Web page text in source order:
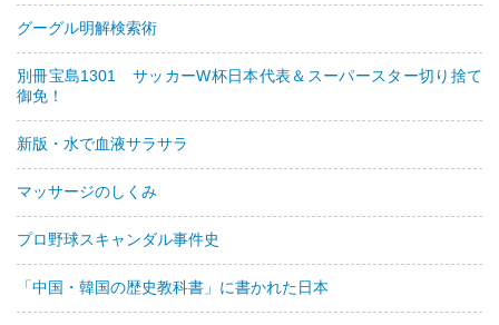
グーグル明解検索術
別冊宝島1301 サッカーW杯日本代表＆スーパースター切り捨て
御免！
新版・水で血液サラサラ
マッサージのしくみ
プロ野球スキャンダル事件史
「中国・韓国の歴史教科書」に書かれた日本